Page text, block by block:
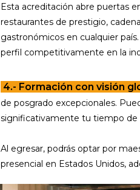
Esta acreditación abre puertas
restaurantes de prestigio,
gastronómicos en cualquier
perfil competitivamente en la
4.- Formación con visión
de posgrado excepcionales.
significativamente tu tiempo de
Al egresar, podrás optar por
presencial en Estados Unidos,